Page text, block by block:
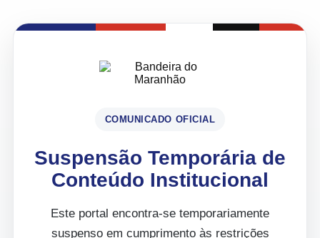
COMUNICADO OFICIAL
Suspensão Temporária de
Conteúdo Institucional
Este portal encontra-se temporariamente
suspenso em cumprimento às restrições